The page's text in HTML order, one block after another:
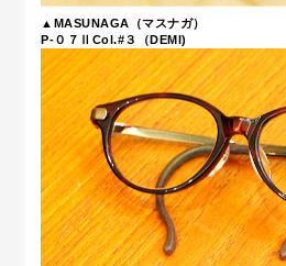
▲MASUNAGA（マスナガ）
P-０７ⅡCol.#３（DEMI)